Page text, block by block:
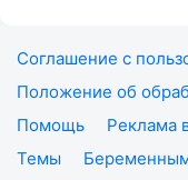
Соглашение с
Положение об
Помощь
Реклама
Темы